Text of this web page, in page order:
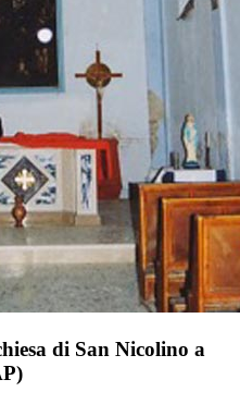
di San Nicolino a